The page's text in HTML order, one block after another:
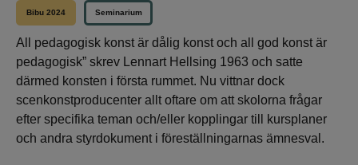
Bibu 2024 Seminarium
All pedagogisk konst är dålig konst och all god konst är
pedagogisk” skrev Lennart Hellsing 1963 och satte
därmed konsten i första rummet. Nu vittnar dock
scenkonstproducenter allt oftare om att skolorna frågar
efter specifika teman och/eller kopplingar till kursplaner
och andra styrdokument i föreställningarnas ämnesval.